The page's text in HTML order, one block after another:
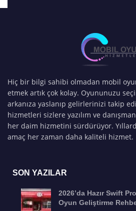
Hiç bir bilgi sahibi olmadan mobil
etmek artık çok kolay. Oyununuzu
arkanıza yaslanıp gelirlerinizi takip
hizmetleri sizlere yazılım ve
her daim hizmetini sürdürüyor.
amaç her zaman daha kaliteli hizmet.
SON YAZILAR
2026’da Hazır Swift
Oyun Geliştirme